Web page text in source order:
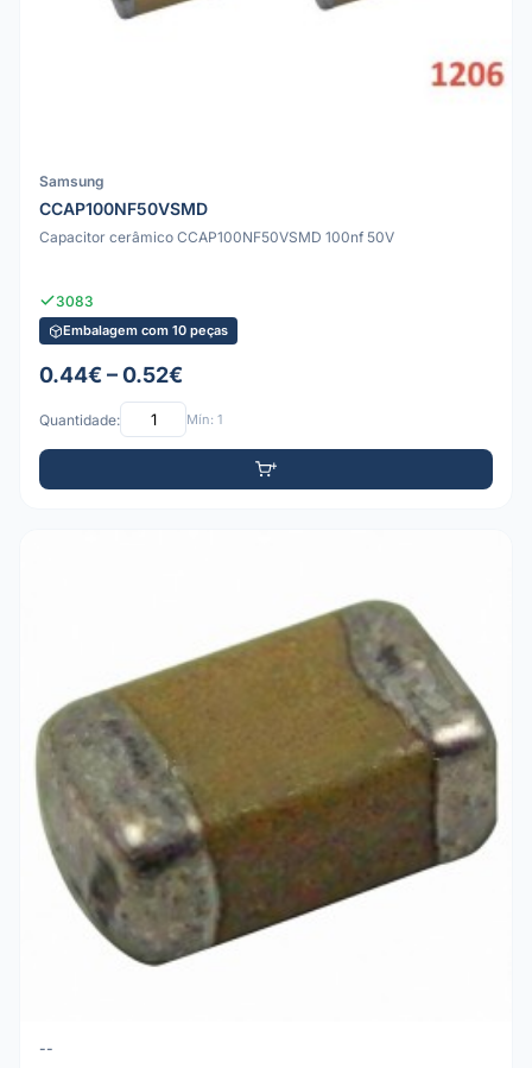
Samsung
CCAP100NF50VSMD
Capacitor cerâmico CCAP100NF50VSMD 100nf 50V
3083
Embalagem com 10 peças
0.44€ – 0.52€
Quantidade: Mín: 1
--